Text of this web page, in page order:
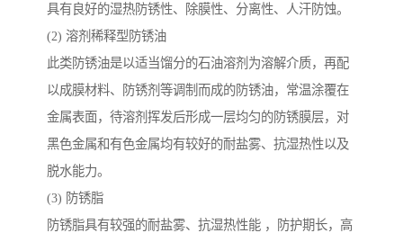
具有良好的湿热防锈性、除膜性、分离性、人汗防蚀。
(2) 溶剂稀释型防锈油
此类防锈油是以适当馏分的石油溶剂为溶解介质，再配
以成膜材料、防锈剂等调制而成的防锈油，常温涂覆在
金属表面，待溶剂挥发后形成一层均匀的防锈膜层，对
黑色金属和有色金属均有较好的耐盐雾、抗湿热性以及
脱水能力。
(3) 防锈脂
防锈脂具有较强的耐盐雾、抗湿热性能 ，防护期长，高